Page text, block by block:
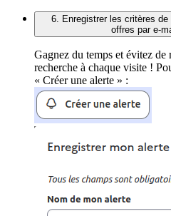
6. Enregistrer les critères
offres par e-
Gagnez du temps et évitez de
recherche à chaque visite !
« Créer une alerte » :